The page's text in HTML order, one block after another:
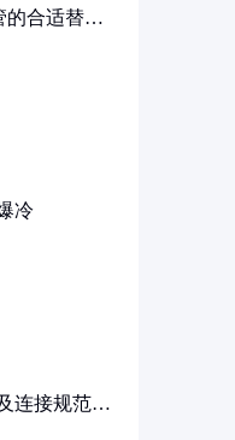
的合适替代
冷
连接规范详